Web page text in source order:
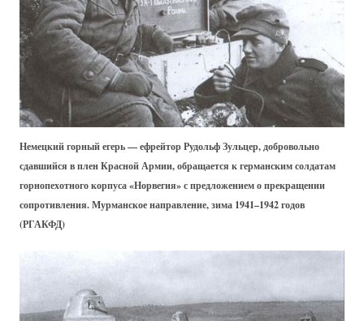
Немецкий горный егерь — ефрейтор Рудольф Зульцер, добровольно
сдавшийся в плен Красной Армии, обращается к германским солдатам
горнопехотного корпуса «Норвегия» с предложением о прекращении
сопротивления. Мурманское направление, зима 1941–1942 годов
(РГАКФД)